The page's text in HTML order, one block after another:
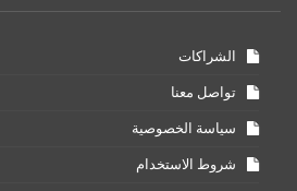
الشراكات
تواصل معنا
سياسة الخصوصية
شروط الاستخدام